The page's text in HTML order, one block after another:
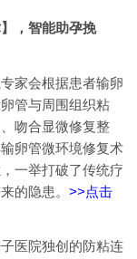
，智能助孕挽
家会根据患者输卵
管与周围组织粘
吻合显微修复整
卵管微环境修复术
一举打破了传统疗
的隐患。 >>点击
医院独创的防粘连